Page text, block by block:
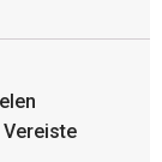
Vereiste